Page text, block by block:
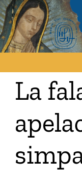
Skip
to
content
Inicio
Conócenos
Temas
La